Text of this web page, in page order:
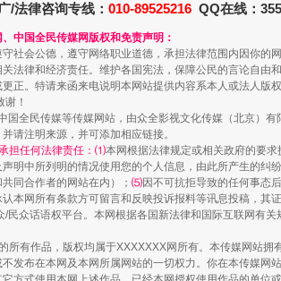
生物安全法正
" "炒鞋教程"里的
/法律咨询专线： 010-89525216 QQ在线：
中国全民传媒网版权和免责声明：
社会公德，遵守网络职业道德，承担法律范围内因你
法律和经济责任。维护各国宪法，保障公民的言论自
正。特请来函来电说明本网站提供内容系本人或法人
！
国全民传媒等传媒网站，由众全影视文化传媒（北京）
请注明来源，并可添加相应链接。
担任何法律责任：⑴本网根据法律规定或相关政府的要求
明中所列明的情况使用您的个人信息，由此所产生的纠纷
同合作者的网站在内）； ⑸因不可抗拒导致的任何事态后
本网所有条款方可留言和反映投诉报料等讯息投稿，
民众话语权平台。本网根据各国新法律和国际互联网有关
所有作品，版权均属于XXXXXXX网所有。本传媒网站
发布在本网及本网所属网站的一切权力。你在本传媒